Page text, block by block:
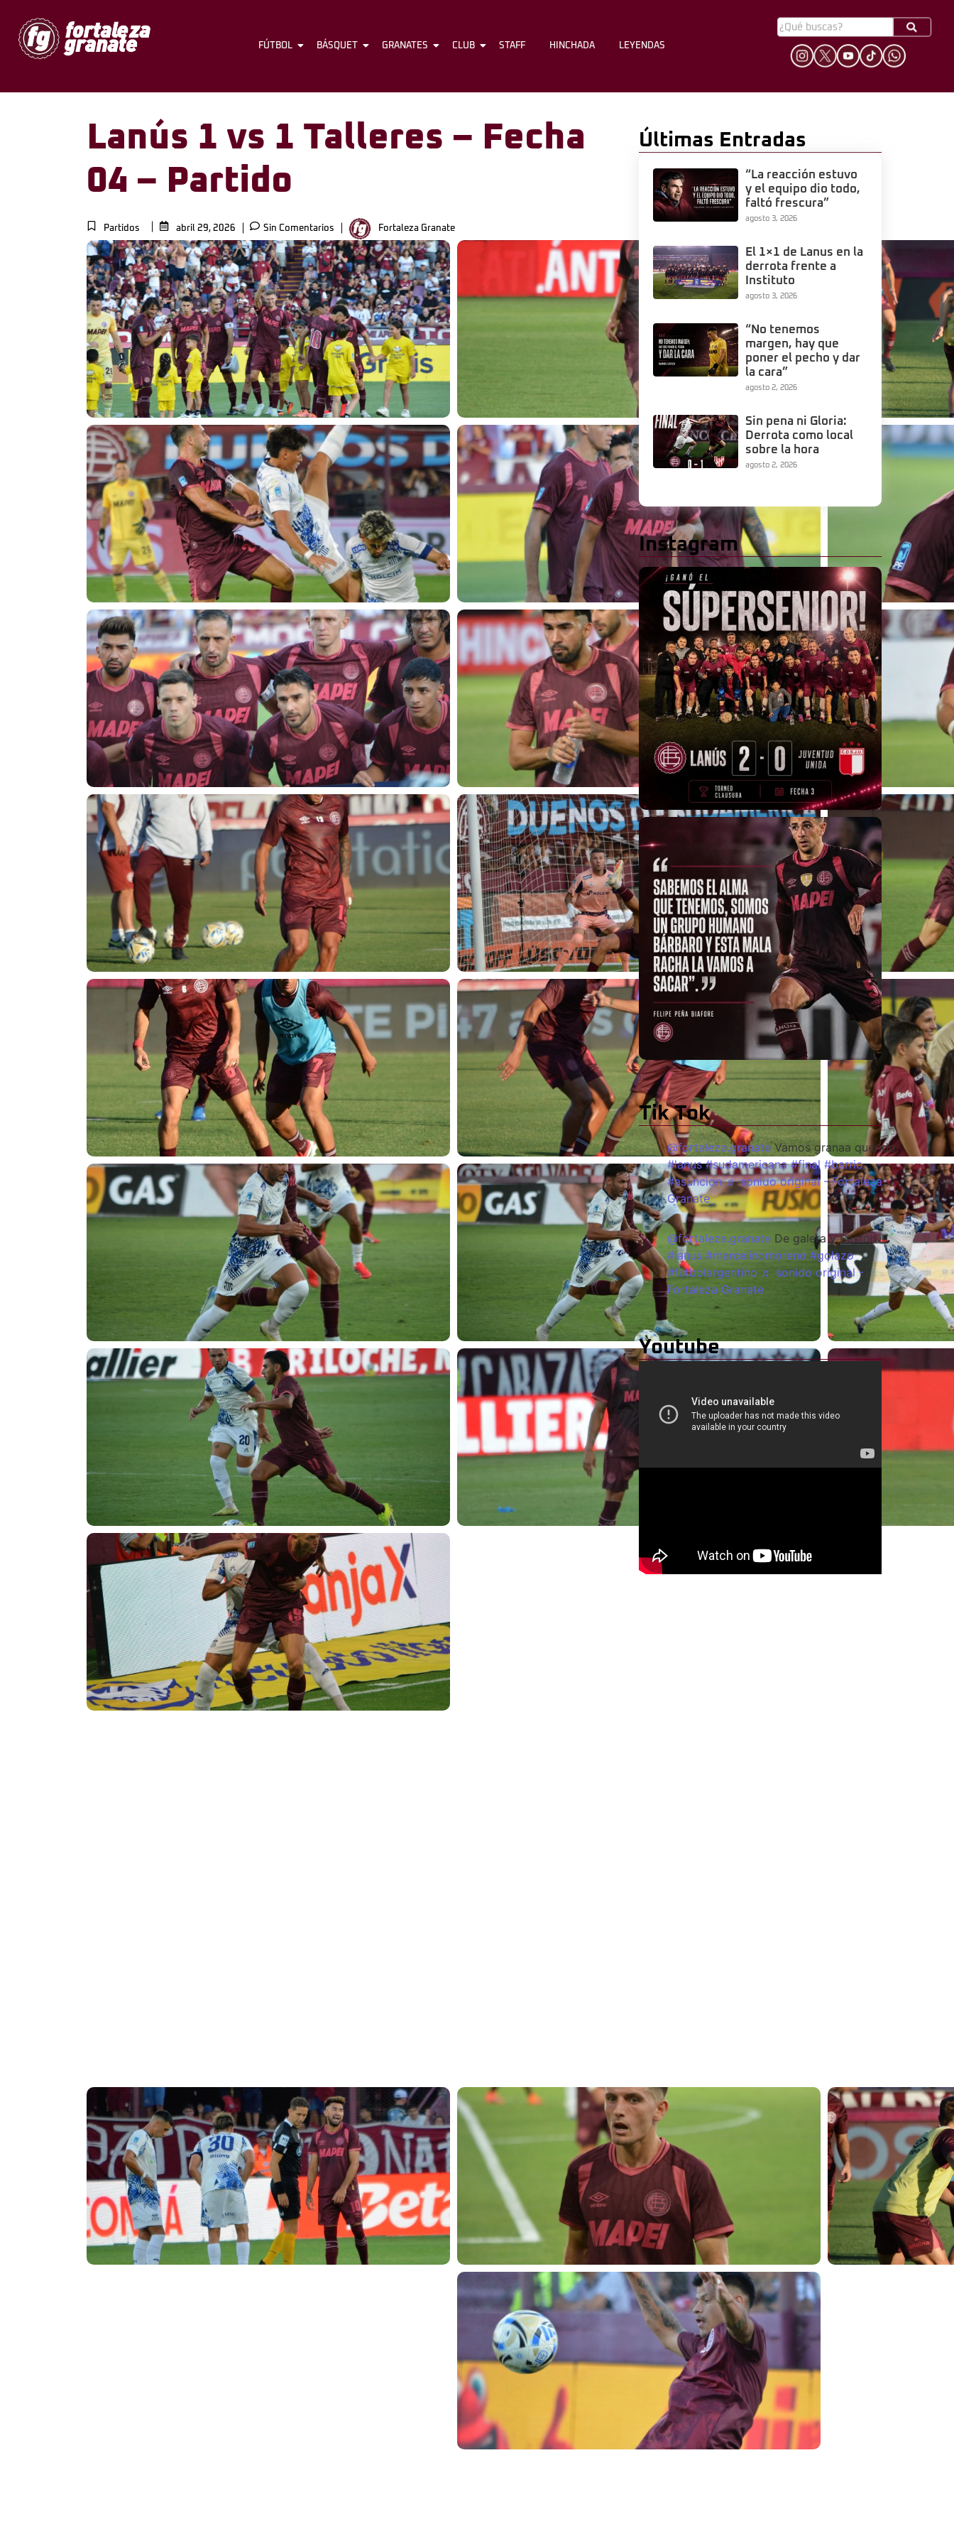
FÚTBOL BÁSQUET GRANATES CLUB STAFF HINCHADA
FÚTBOL BÁSQUET GRANATES CLUB STAFF HINCHADA LEYENDAS
Lanús 1 vs 1 Talleres – Fecha
04 – Partido
Partidos abril 29, 2026 Sin Comentarios Fortaleza Granate
Últimas Entradas
“La reacción estuvo
y el equipo dio todo,
faltó frescura”
agosto 3, 2026
El 1×1 de Lanus en la
derrota frente a
Instituto
agosto 3, 2026
“No tenemos
margen, hay que
poner el pecho y dar
la cara”
agosto 2, 2026
Sin pena ni Gloria:
Derrota como local
sobre la hora
agosto 2, 2026
Instagram
Tik Tok
@fortaleza.granateVamos granaa querido
#lanus #sudamericana #final #barrio
#asuncion ♬ sonido original - Fortaleza
Granate
@fortaleza.granate De galera y Bastón🎩
#lanus #marcelinomoreno #golazo
#futbolargentino ♬ sonido original -
Fortaleza Granate
Youtube